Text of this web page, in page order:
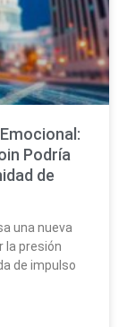
Podría
de
una nueva
la presión
de impulso